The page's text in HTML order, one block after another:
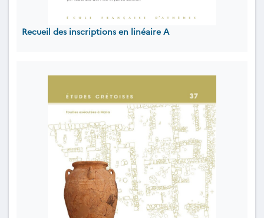
Recueil des inscriptions en linéaire A